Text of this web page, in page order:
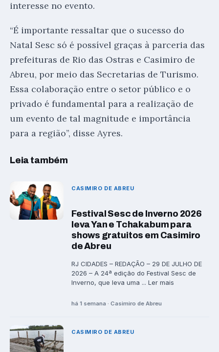
interesse no evento.
“É importante ressaltar que o sucesso do
Natal Sesc só é possível graças à parceria das
prefeituras de Rio das Ostras e Casimiro de
Abreu, por meio das Secretarias de Turismo.
Essa colaboração entre o setor público e o
privado é fundamental para a realização de
um evento de tal magnitude e importância
para a região”, disse Ayres.
Leia também
CASIMIRO DE ABREU
Festival Sesc de Inverno 2026
leva Yan e Tchakabum para
shows gratuitos em Casimiro
de Abreu
RJ CIDADES – REDAÇÃO – 29 DE JULHO DE
2026 – A 24ª edição do Festival Sesc de
Inverno, que leva uma ... Ler mais
há 1 semana · Casimiro de Abreu
CASIMIRO DE ABREU